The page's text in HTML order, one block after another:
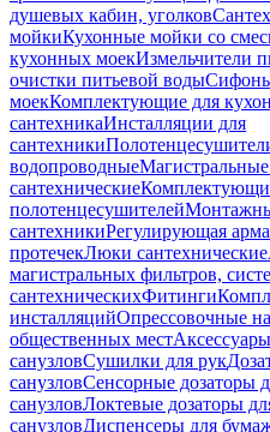
душевых кабин, уголков
мойкиКухонные мойки со
кухонных моекИзмельчители
очистки питьевой воды
моекКомплектующие для
сантехникаИнсталляции для
сантехники
водопроводные
сантехнические
полотенцесушителей
сантехникиРегулирующая
протечекЛюки сантехнические
магистральных фильтров,
сантехническихФитинги
инсталляцийОпрессовочные
общественных мест
санузловСушилки для рук
санузловСенсорные дозаторы
санузловЛоктевые дозаторы
санузловДиспенсеры для